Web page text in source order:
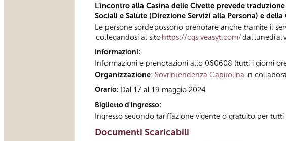
L’incontro alla Casina delle Civette prevede
Sociali e Salute (Direzione Servizi alla Persona) e
Le persone sorde possono prenotare anche tramite il
collegandosi al sitohttps://cgs.veasyt.com/dal lunedì al
Informazioni:
Informazioni e prenotazioni allo 060608 (tutti i giorni
Organizzazione: Sovrintendenza Capitolina in
Orario: Dal 17 al 19 maggio 2024
Biglietto d'ingresso:
Ingresso secondo tariffazione vigente o gratuito per tutti
Documenti Scaricabili